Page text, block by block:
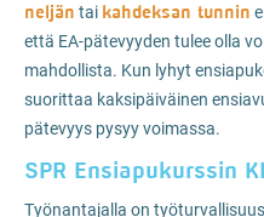
neljän tai kahdeksan tunnin
että EA-pätevyyden tulee olla
mahdollista. Kun lyhyt
suorittaa kaksipäiväinen
pätevyys pysyy voimassa.
SPR Ensiapukurssin
Työnantajalla on